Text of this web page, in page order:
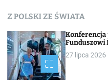
Z POLSKI ZE ŚWIATA
Konferencja
Funduszowi
27 lipca 2026